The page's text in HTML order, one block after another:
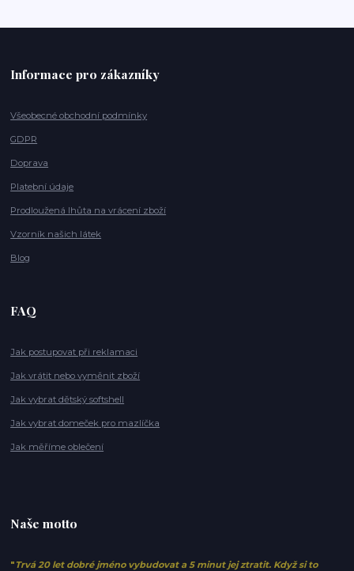
Informace pro zákazníky
Všeobecné obchodní podmínky
GDPR
Doprava
Platební údaje
Prodloužená lhůta na vrácení zboží
Vzorník našich látek
Blog
FAQ
Jak postupovat při reklamaci
Jak vrátit nebo vyměnit zboží
Jak vybrat dětský softshell
Jak vybrat domeček pro mazlíčka
Jak měříme oblečení
Naše motto
" Trvá 20 let dobré jméno vybudovat a 5 minut jej ztratit. Když si to